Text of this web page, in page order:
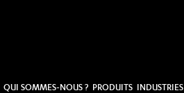
QUI SOMMES-NOUS ? PRODUITS INDUSTRIES